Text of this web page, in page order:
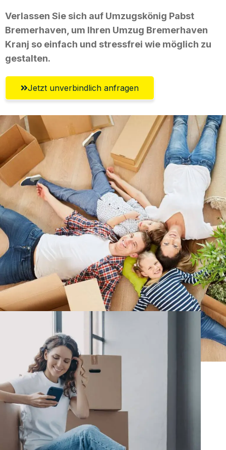
Verlassen Sie sich auf Umzugskönig Pabst
Bremerhaven, um Ihren Umzug Bremerhaven
Kranj so einfach und stressfrei wie möglich zu
gestalten.
Jetzt unverbindlich anfragen